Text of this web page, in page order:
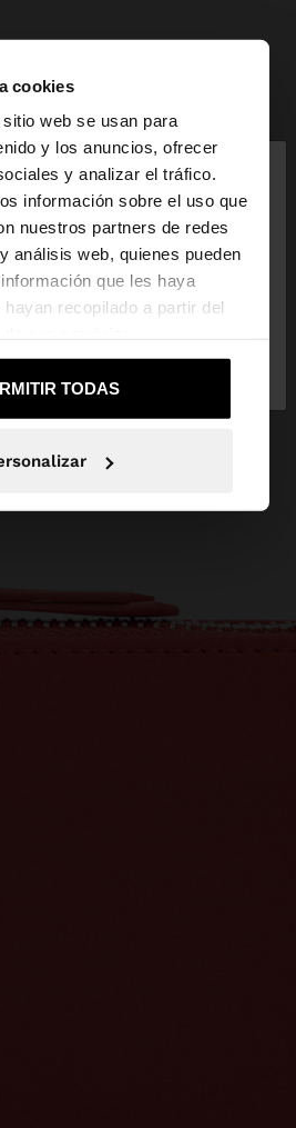
cookies
web se usan para
y los anuncios, ofrecer
y analizar el tráfico.
información sobre el uso que
nuestros partners de redes
análisis web, quienes pueden
que les haya
recopilado a partir del
TODAS
web de España. ¿Quieres ir a